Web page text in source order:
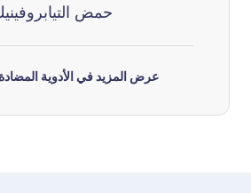
حمض
عرض المزيد في الأدوية المضادة